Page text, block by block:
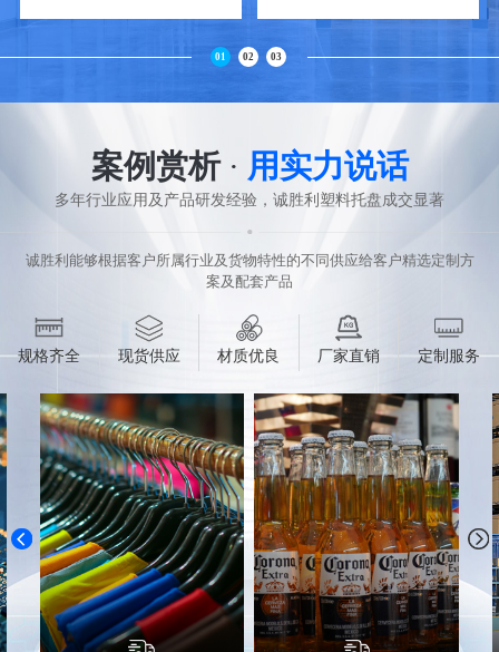
01 02 03
案例赏析 · 用实力说话
多年行业应用及产品研发经验，诚胜利塑料托盘成交显著
诚胜利能够根据客户所属行业及货物特性的不同供应给客户精选定制方
案及配套产品
规格齐全 现货供应 材质优良 厂家直销 定制服务